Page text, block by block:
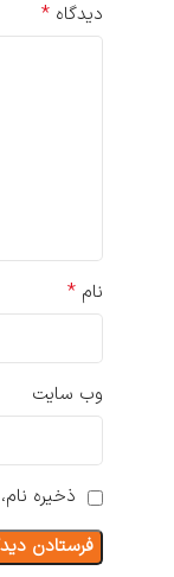
دیدگاه *
نام *
وب‌ سایت
ذخیره